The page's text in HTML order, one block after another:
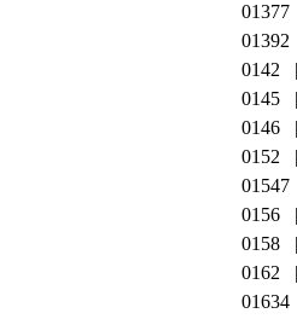
01377
01392
0142
0145
0146
0152
01547
0156
0158
0162
01634